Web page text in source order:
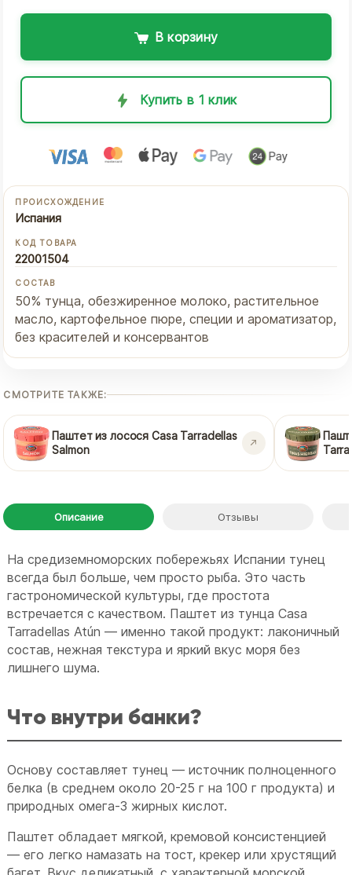
В корзину
Купить в 1 клик
ПРОИСХОЖДЕНИЕ
Испания
КОД ТОВАРА
22001504
СОСТАВ
50% тунца, обезжиренное молоко, растительное
масло, картофельное пюре, специи и ароматизатор,
без красителей и консервантов
СМОТРИТЕ ТАКЖЕ:
Паштет из лосося Casa Tarradellas
Salmon
Описание Отзывы
На средиземноморских побережьях Испании тунец
всегда был больше, чем просто рыба. Это часть
гастрономической культуры, где простота
встречается с качеством. Паштет из тунца Casa
Tarradellas Atún — именно такой продукт: лаконичный
состав, нежная текстура и яркий вкус моря без
лишнего шума.
Что внутри банки?
Основу составляет тунец — источник полноценного
белка (в среднем около 20-25 г на 100 г продукта) и
природных омега-3 жирных кислот.
Паштет обладает мягкой, кремовой консистенцией
— его легко намазать на тост, крекер или хрустящий